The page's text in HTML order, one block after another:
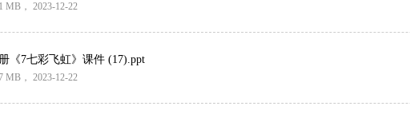
MB ， 2023-12-22
《7七彩飞虹》课件 (17).ppt
MB ， 2023-12-22